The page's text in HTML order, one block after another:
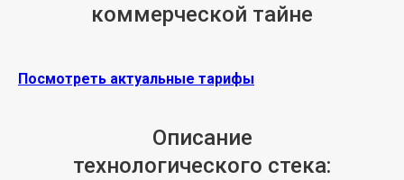
коммерческой тайне
Посмотреть актуальные тарифы
Описание
технологического стека: